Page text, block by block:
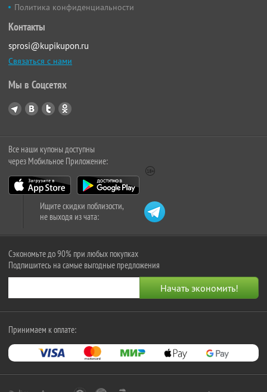
Политика конфиденциальности
Контакты
sprosi@kupikupon.ru
Связаться с нами
Мы в Соцсетях
Все наши купоны доступны
через Мобильное Приложение:
Ищите скидки поблизости,
не выходя из чата:
Сэкономьте до 90% при любых покупках
Подпишитесь на самые выгодные предложения
Принимаем к оплате: